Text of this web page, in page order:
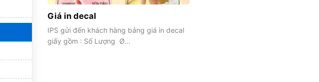
Giá in decal
IPS gửi đến khách hàng bảng giá in decal
giấy gồm : Số Lượng Ø...